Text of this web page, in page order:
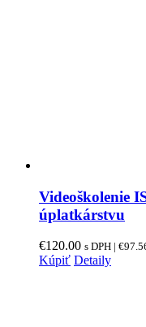
Videoškolenie
úplatkárstvu
€120.00 s DPH | €
Kúpiť Detaily